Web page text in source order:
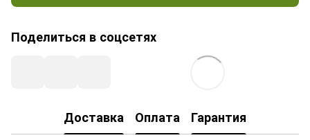
Поделиться в соцсетях
Доставка Оплата Гарантия